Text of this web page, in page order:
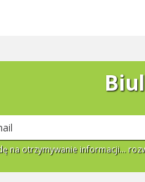
na otrzymywanie informacji...